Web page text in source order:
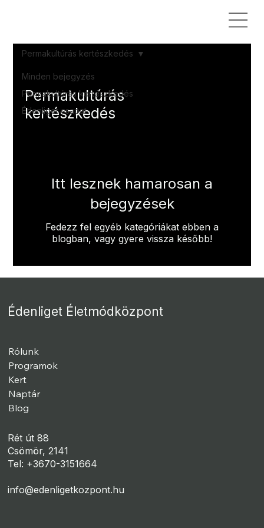
Minden bejegyzés
Permakultúrás kertészkedés
Édenliget csapat
Permakultúrás kertészkedés
Permakultúrás
kertészkedés
Itt lesznek hamarosan a
bejegyzések
Fedezz fel egyéb kategóriákat ebben a
blogban, vagy gyere vissza később!
Édenliget Életmódközpont
Rét út 88
Csömör, 2141
Tel: +3670-3151664
info@edenligetkozpont.hu
Rólunk
Programok
Kert
Naptár
Blog